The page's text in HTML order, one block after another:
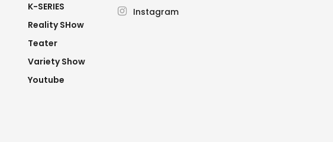
K-SERIES
Reality SHow
Teater
Variety Show
Youtube
Instagram